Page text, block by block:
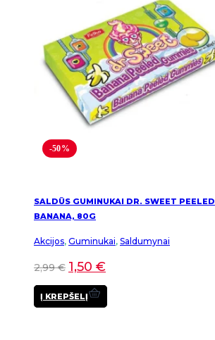
-50%
SALDŪS GUMINUKAI DR. SWEET PEELED
BANANA, 80G
Akcijos, Guminukai, Saldumynai
2,99€ 1,50 €
Į KREPŠELĮ